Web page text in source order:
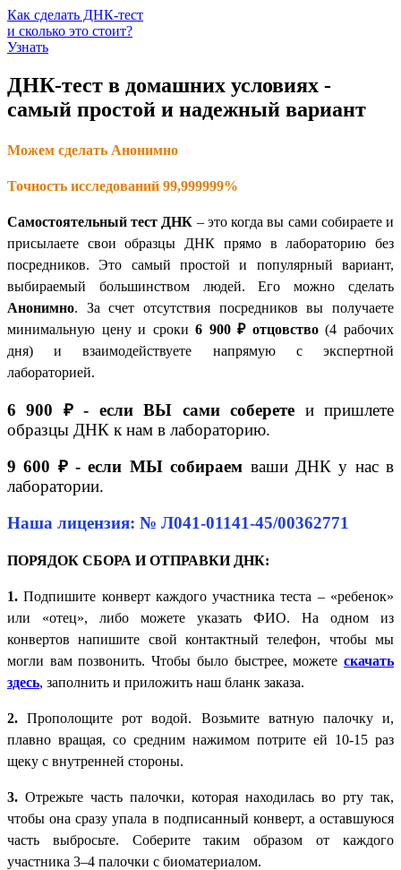
Как сделать ДНК-тест
и сколько это стоит?
Узнать
ДНК-тест в домашних условиях -
самый простой и надежный вариант
Можем сделать Анонимно
Точность исследований 99,999999%
Самостоятельный тест ДНК – это когда вы сами собираете и
присылаете свои образцы ДНК прямо в лабораторию без
посредников. Это самый простой и популярный вариант,
выбираемый большинством людей. Его можно сделать
Анонимно. За счет отсутствия посредников вы получаете
минимальную цену и сроки6 900 ₽ отцовство(4 рабочих
дня) и взаимодействуете напрямую с экспертной
лабораторией.
6 900 ₽ - если ВЫ сами соберете и пришлете
образцы ДНК к нам в лабораторию.
9 600 ₽ - если МЫ собираем ваши ДНК у нас в
лаборатории.
Наша лицензия: № Л041-01141-45/00362771
ПОРЯДОК СБОРА И ОТПРАВКИ ДНК:
1. Подпишите конверт каждого участника теста – «ребенок»
или «отец», либо можете указать ФИО. На одном из
конвертов напишите свой контактный телефон, чтобы мы
могли вам позвонить. Чтобы было быстрее, можете скачать
здесь, заполнить и приложить наш бланк заказа.
2. Прополощите рот водой. Возьмите ватную палочку и,
плавно вращая, со средним нажимом потрите ей 10-15 раз
щеку с внутренней стороны.
3. Отрежьте часть палочки, которая находилась во рту так,
чтобы она сразу упала в подписанный конверт, а оставшуюся
часть выбросьте. Соберите таким образом от каждого
участника 3–4 палочки с биоматериалом.